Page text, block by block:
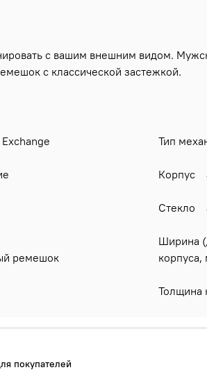
с вашим внешним видом.
с классической застежкой.
Тип
Корпус
Стекло
ремешок
Ширина
корпуса,
Толщина
покупателей